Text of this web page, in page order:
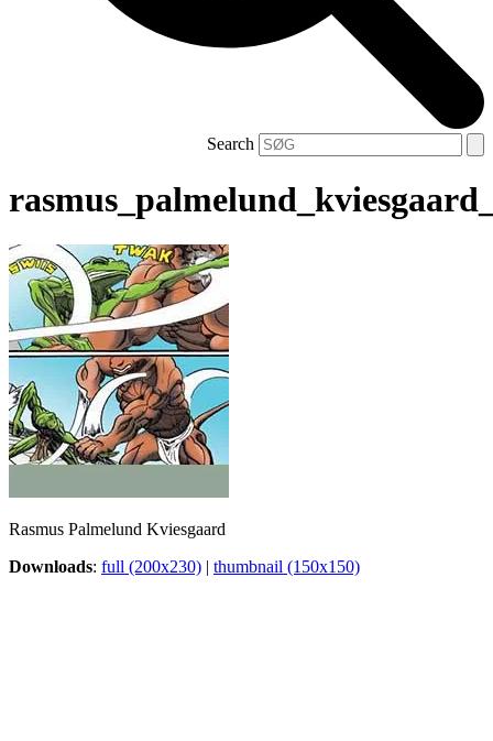
Search
Rasmus Palmelund Kviesgaard
Downloads: full (200x230) | thumbnail (150x150)